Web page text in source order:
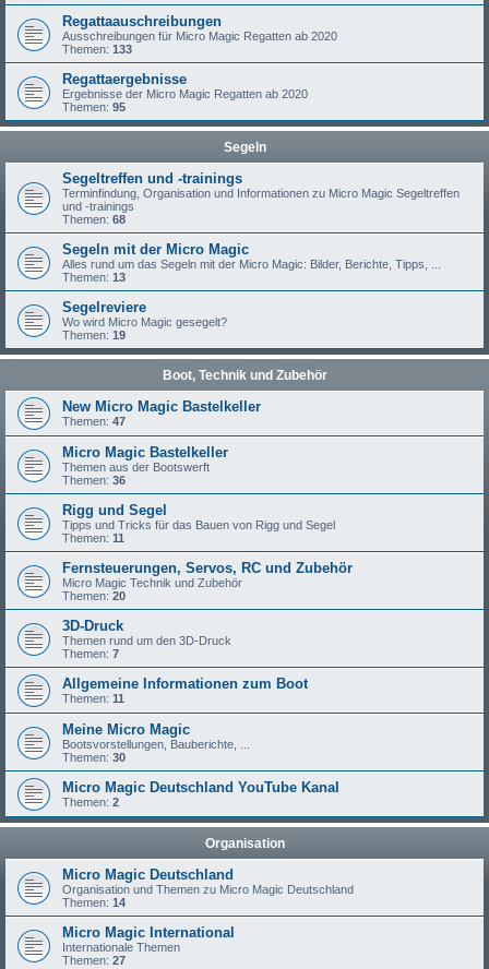
Regattaauschreibungen
Ausschreibungen für Micro Magic Regatten ab 2020
Themen: 133
Regattaergebnisse
Ergebnisse der Micro Magic Regatten ab 2020
Themen: 95
Segeln
Segeltreffen und -trainings
Terminfindung, Organisation und Informationen zu Micro Magic Segeltreffen
und -trainings
Themen: 68
Segeln mit der Micro Magic
Alles rund um das Segeln mit der Micro Magic: Bilder, Berichte, Tipps, ...
Themen: 13
Segelreviere
Wo wird Micro Magic gesegelt?
Themen: 19
Boot, Technik und Zubehör
New Micro Magic Bastelkeller
Themen: 47
Micro Magic Bastelkeller
Themen aus der Bootswerft
Themen: 36
Rigg und Segel
Tipps und Tricks für das Bauen von Rigg und Segel
Themen: 11
Fernsteuerungen, Servos, RC und Zubehör
Micro Magic Technik und Zubehör
Themen: 20
3D-Druck
Themen rund um den 3D-Druck
Themen: 7
Allgemeine Informationen zum Boot
Themen: 11
Meine Micro Magic
Bootsvorstellungen, Bauberichte, ...
Themen: 30
Micro Magic Deutschland YouTube Kanal
Themen: 2
Organisation
Micro Magic Deutschland
Organisation und Themen zu Micro Magic Deutschland
Themen: 14
Micro Magic International
Internationale Themen
Themen: 27